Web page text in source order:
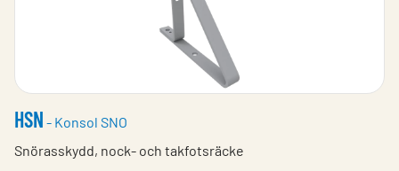
HSN - Konsol SNO
Snörasskydd, nock- och takfotsräcke